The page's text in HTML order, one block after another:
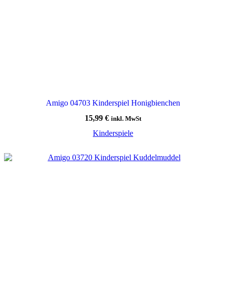
Amigo 04703 Kinderspiel Honigbienchen
15,99 € inkl. MwSt
Kinderspiele